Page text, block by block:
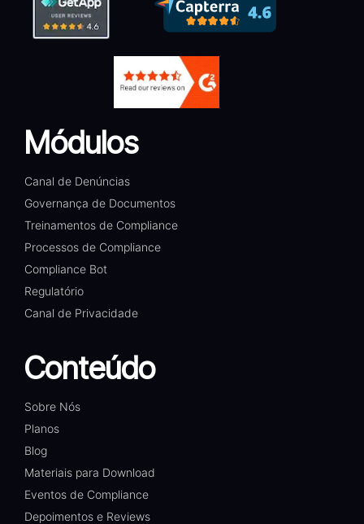
Módulos
Canal de Denúncias
Governança de Documentos
Treinamentos de Compliance
Processos de Compliance
Compliance Bot
Regulatório
Canal de Privacidade
Conteúdo
Sobre Nós
Planos
Blog
Materiais para Download
Eventos de Compliance
Depoimentos e Reviews